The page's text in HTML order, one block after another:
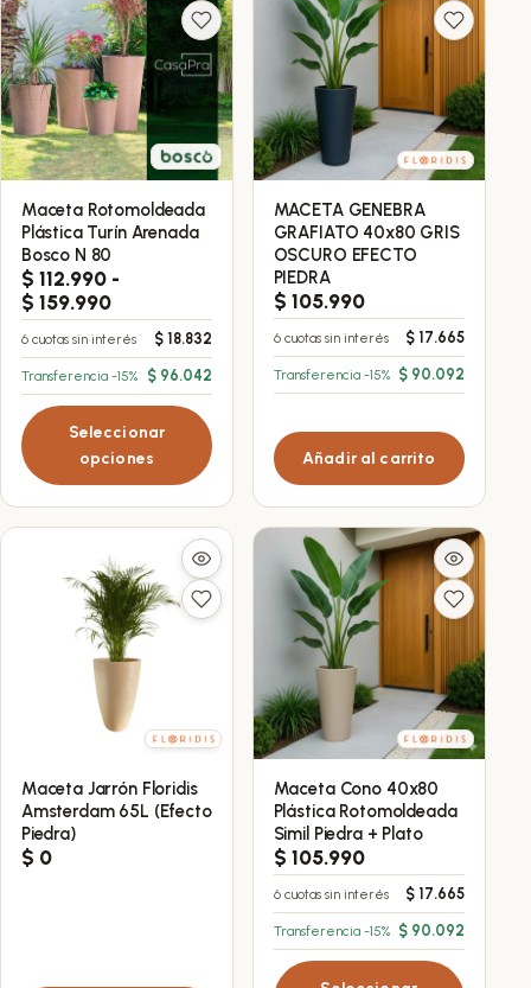
Maceta Rotomoldeada
Plástica Turín Arenada
Bosco N 80
$ 112.990 -
$ 159.990Rango
de
precios:
desde
$ 112.990
hasta
$ 159.990
6 cuotas sin interés $ 18.832
Transferencia -15% $ 96.042
Seleccionar
opciones
Este
producto
tiene
múltiples
variantes.
Las
opciones
se
pueden
elegir
en
producto
MACETA GENEBRA
GRAFIATO 40x80 GRIS
OSCURO EFECTO
PIEDRA
$ 105.990
6 cuotas sin interés $17.665
Transferencia -15% $90.092
Añadir al carrito
Maceta Jarrón Floridis
Amsterdam 65L (Efecto
Piedra)
$ 0
Maceta Cono 40x80
Plástica Rotomoldeada
Simil Piedra + Plato
$ 105.990
6 cuotas sin interés $17.665
Transferencia -15% $90.092
Este
producto
tiene
múltiples
variantes.
Las
opciones